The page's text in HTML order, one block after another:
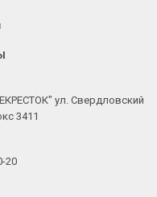
ул. Свердловский
3411
20